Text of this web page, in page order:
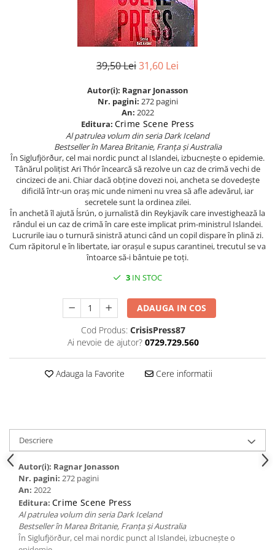
Manuale scolare/Cursuri
Politică/Geopolitică
Psihologie
Sociologie
Spiritualitate/Ezoterism
Sport
Stiinte/Educatie
39,50 Lei31,60 Lei
Autor(i): Ragnar Jonasson
Nr. pagini: 272 pagini
An: 2022
Editura: Crime Scene Press
Al patrulea volum din seria Dark Iceland
Bestseller în Marea Britanie, Franța și Australia
În Siglufjörður, cel mai nordic punct al Islandei, izbucnește o epidemie.
Tânărul polițist Ari Thór încearcă să rezolve un caz de crimă vechi de
cincizeci de ani. Chiar dacă obține dovezi noi, ancheta se dovedește
dificilă într-un oraș mic unde nimeni nu vrea să afle adevărul, iar
secretele sunt la ordinea zilei.
În anchetă îl ajută ĺsrún, o jurnalistă din Reykjavík care investighează la
rândul ei un caz de crimă în care este implicat prim-ministrul Islandei.
Lucrurile iau o turnură sinistră atunci când un copil dispare în plină zi.
Cum răpitorul e în libertate, iar orașul e supus carantinei, trecutul se va
întoarce să-i bântuie pe toți.
3 IN STOC
ADAUGA IN COS
Cod Produs: CrisisPress87
Ai nevoie de ajutor? 0729.729.560
Adauga la Favorite Cere informatii
Descriere
Autor(i): Ragnar Jonasson
Nr. pagini: 272 pagini
An: 2022
Editura: Crime Scene Press
Al patrulea volum din seria Dark Iceland
Bestseller în Marea Britanie, Franța și Australia
În Siglufjörður, cel mai nordic punct al Islandei, izbucnește o